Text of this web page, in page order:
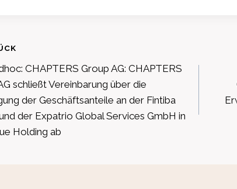
CHAPTERS Group AG: CHAPTERS
schließt Vereinbarung über die
der Geschäftsanteile an der Fintiba
der Expatrio Global Services GmbH in
Holding ab